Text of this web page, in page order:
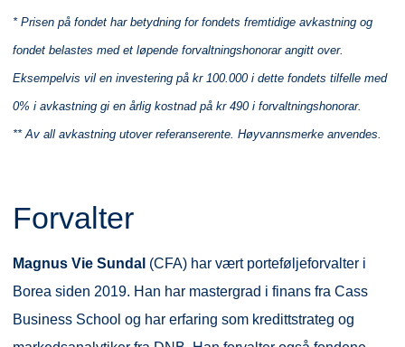
* Prisen på fondet har betydning for fondets fremtidige avkastning og
fondet belastes med et løpende forvaltningshonorar angitt over.
Eksempelvis vil en investering på kr 100.000 i dette fondets tilfelle med
0% i avkastning gi en årlig kostnad på kr 490 i forvaltningshonorar.
** Av all avkastning utover referanserente. Høyvannsmerke anvendes.
Forvalter
Magnus Vie Sundal (CFA) har vært porteføljeforvalter i
Borea siden 2019. Han har mastergrad i finans fra Cass
Business School og har erfaring som kredittstrateg og